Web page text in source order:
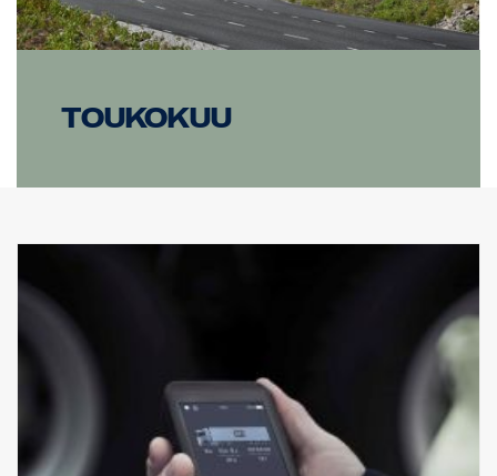
Toukokuu